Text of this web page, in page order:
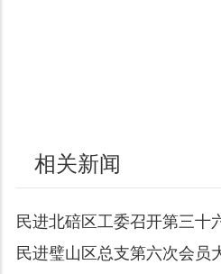
相关新闻
民进北碚区工委召开第三十
民进璧山区总支第六次会员